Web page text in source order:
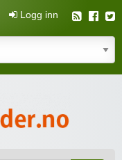
Logg inn